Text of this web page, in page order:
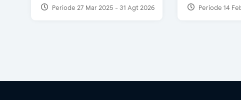
Periode 27 Mar 2025 - 31 Agt 2026 Periode 14